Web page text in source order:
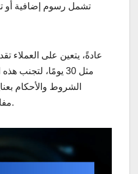
تشمل رسوم إضافية أو
عادةً، يتعين على العملاء
مثل 30 يومًا،
الشروط والأحكام
مفاجآت غير سارة عند الإلغاء.